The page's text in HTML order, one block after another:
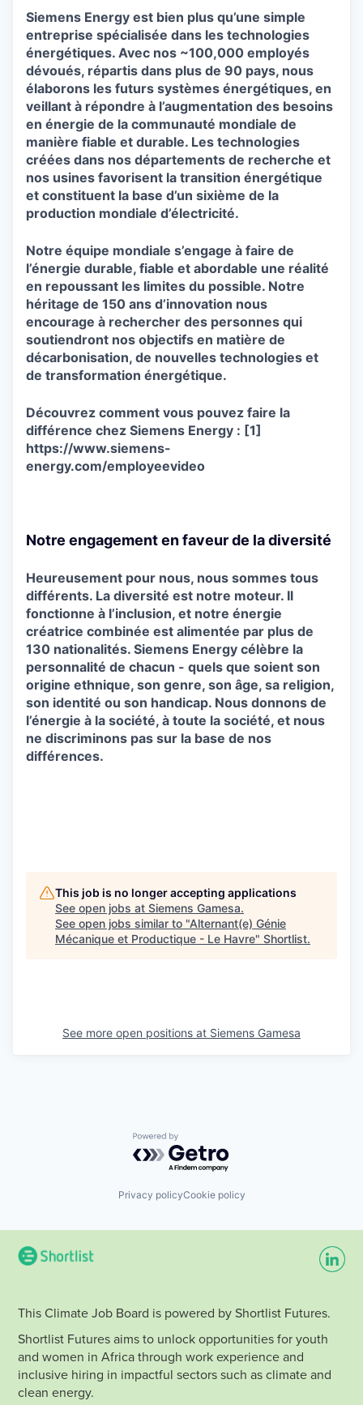
Siemens Energy est bien plus qu’une simple
entreprise spécialisée dans les technologies
énergétiques. Avec nos ~100,000 employés
dévoués, répartis dans plus de 90 pays, nous
élaborons les futurs systèmes énergétiques, en
veillant à répondre à l’augmentation des besoins
en énergie de la communauté mondiale de
manière fiable et durable. Les technologies
créées dans nos départements de recherche et
nos usines favorisent la transition énergétique
et constituent la base d’un sixième de la
production mondiale d’électricité.
Notre équipe mondiale s’engage à faire de
l’énergie durable, fiable et abordable une réalité
en repoussant les limites du possible. Notre
héritage de 150 ans d’innovation nous
encourage à rechercher des personnes qui
soutiendront nos objectifs en matière de
décarbonisation, de nouvelles technologies et
de transformation énergétique.
Découvrez comment vous pouvez faire la
différence chez Siemens Energy : [1]
https://www.siemens-
energy.com/employeevideo
Notre engagement en faveur de la diversité
Heureusement pour nous, nous sommes tous
différents. La diversité est notre moteur. Il
fonctionne à l’inclusion, et notre énergie
créatrice combinée est alimentée par plus de
130 nationalités. Siemens Energy célèbre la
personnalité de chacun - quels que soient son
origine ethnique, son genre, son âge, sa religion,
son identité ou son handicap. Nous donnons de
l’énergie à la société, à toute la société, et nous
ne discriminons pas sur la base de nos
différences.
This job is no longer accepting applications
See open jobs at Siemens Gamesa.
See open jobs similar to "Alternant(e) Génie
Mécanique et Productique - Le Havre" Shortlist.
See more open positions at Siemens Gamesa
Powered by Getro.com
Privacy policyCookie policy
This Climate Job Board is powered by Shortlist Futures.
Shortlist Futures aims to unlock opportunities for youth
and women in Africa through work experience and
inclusive hiring in impactful sectors such as climate and
clean energy.